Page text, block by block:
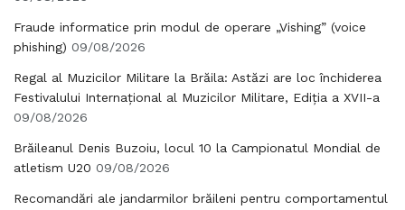
Fraude informatice prin modul de operare „Vishing” (voice
phishing) 09/08/2026
Regal al Muzicilor Militare la Brăila: Astăzi are loc închiderea
Festivalului Internațional al Muzicilor Militare, Ediția a XVII-a
09/08/2026
Brăileanul Denis Buzoiu, locul 10 la Campionatul Mondial de
atletism U20 09/08/2026
Recomandări ale jandarmilor brăileni pentru comportamentul